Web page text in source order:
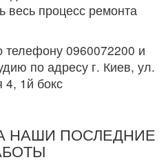
процесс ремонта
телефону 0960072200 и
по адресу г. Киев, ул.
4, 1й бокс
НАШИ ПОСЛЕДНИЕ